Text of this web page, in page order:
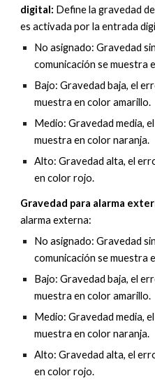
digital: Define la gravedad
es activada por la entrada
No asignado: Gravedad
comunicación se muestra
Bajo: Gravedad baja, el
muestra en color amarillo.
Medio: Gravedad media,
muestra en color naranja.
Alto: Gravedad alta, el
en color rojo.
Gravedad para alarma
alarmaexterna:
No asignado: Gravedad
comunicación se muestra
Bajo: Gravedad baja, el
muestra en color amarillo.
Medio: Gravedad media,
muestra en color naranja.
Alto: Gravedad alta, el
en color rojo.